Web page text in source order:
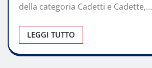
della categoria Cadetti e Cadette,…
LEGGI TUTTO